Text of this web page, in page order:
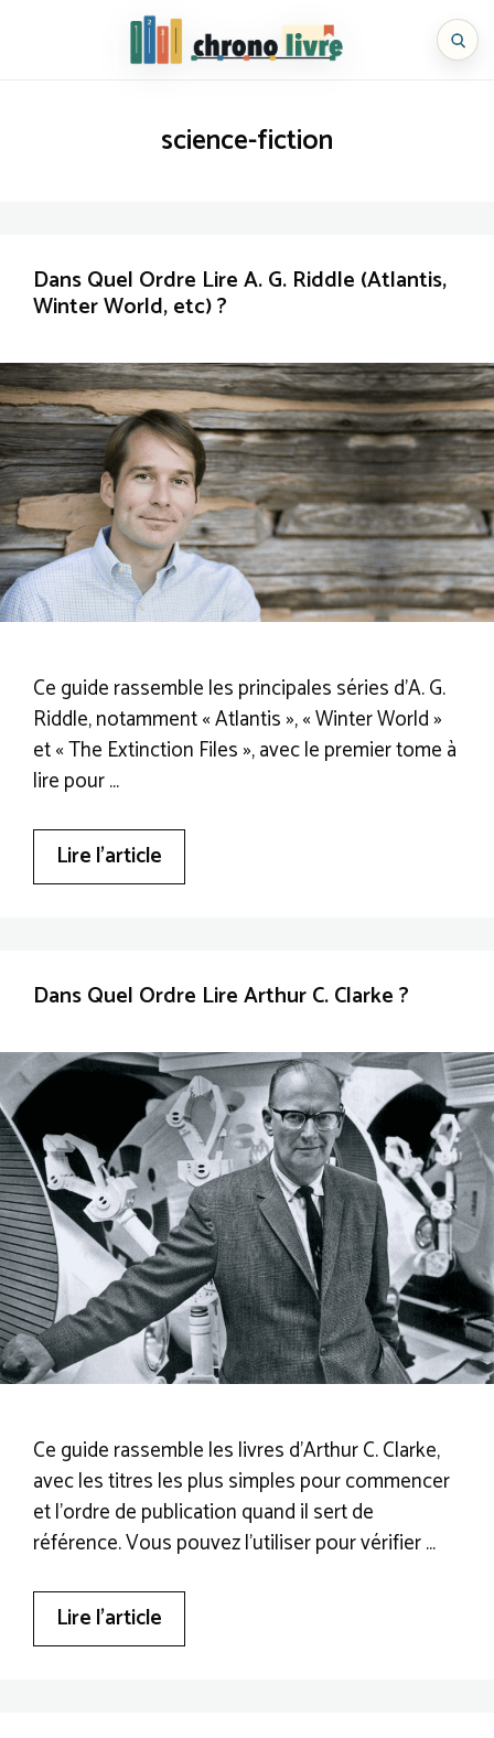
Chronolivre
science-fiction
Dans Quel Ordre Lire A. G. Riddle (Atlantis,
Winter World, etc) ?
Ce guide rassemble les principales séries d’A. G.
Riddle, notamment « Atlantis », « Winter World »
et « The Extinction Files », avec le premier tome à
lire pour …
Lire l’article
Dans Quel Ordre Lire Arthur C. Clarke ?
Ce guide rassemble les livres d’Arthur C. Clarke,
avec les titres les plus simples pour commencer
et l’ordre de publication quand il sert de
référence. Vous pouvez l’utiliser pour vérifier …
Lire l’article